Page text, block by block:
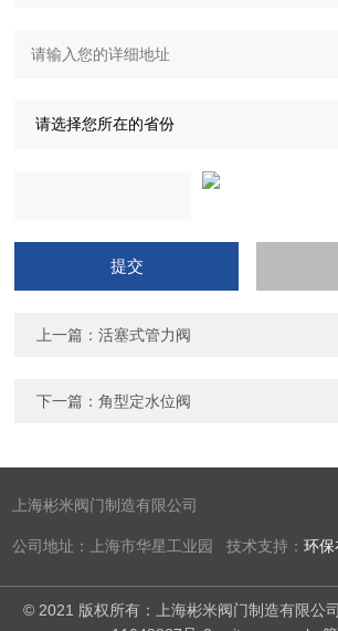
上一篇：活塞式管力阀
下一篇：角型定水位阀
上海彬米阀门制造有限公司
公司地址：上海市华星工业园 技术支持：环保
© 2021 版权所有：上海彬米阀门制造有限公